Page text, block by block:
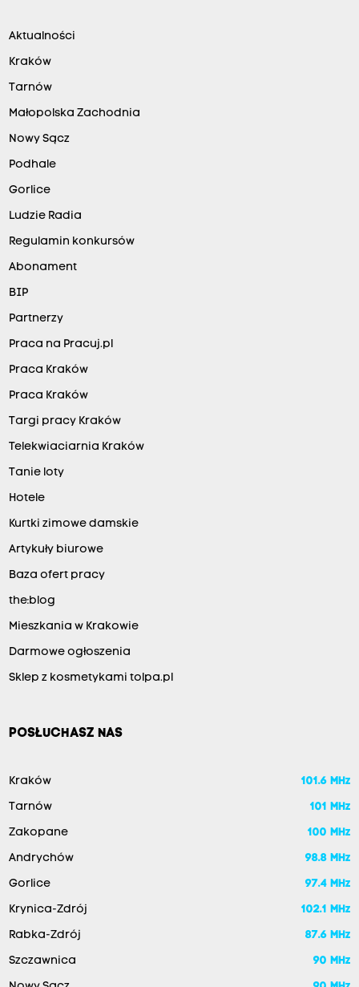
Aktualności
Kraków
Tarnów
Małopolska Zachodnia
Nowy Sącz
Podhale
Gorlice
Ludzie Radia
Regulamin konkursów
Abonament
BIP
Partnerzy
Praca na Pracuj.pl
Praca Kraków
Praca Kraków
Targi pracy Kraków
Telekwiaciarnia Kraków
Tanie loty
Hotele
Kurtki zimowe damskie
Artykuły biurowe
Baza ofert pracy
the:blog
Mieszkania w Krakowie
Darmowe ogłoszenia
Sklep z kosmetykami tolpa.pl
POSŁUCHASZ NAS
Kraków 101.6 MHz
Tarnów 101 MHz
Zakopane 100 MHz
Andrychów 98.8 MHz
Gorlice 97.4 MHz
Krynica-Zdrój 102.1 MHz
Rabka-Zdrój 87.6 MHz
Szczawnica 90 MHz